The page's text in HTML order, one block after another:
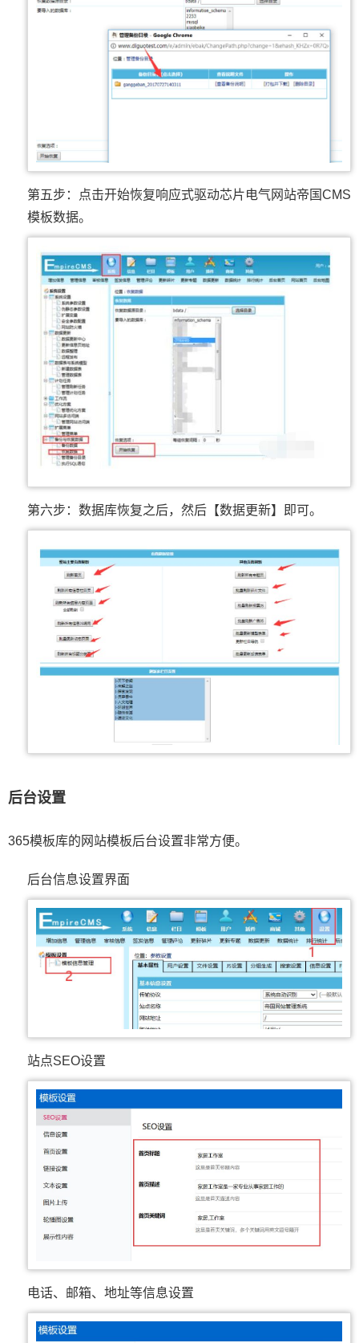
第五步：点击开始恢复响应式驱动芯片电气网站帝国CMS
模板数据。
第六步：数据库恢复之后，然后【数据更新】即可。
后台设置
365模板库的网站模板后台设置非常方便。
后台信息设置界面
站点SEO设置
电话、邮箱、地址等信息设置